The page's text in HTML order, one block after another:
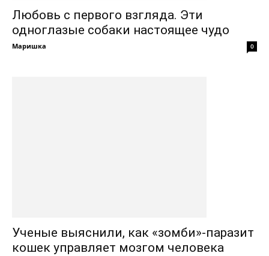
Любовь с первого взгляда. Эти
одноглазые собаки настоящее чудо
Маришка 0
Ученые выяснили, как «зомби»-паразит
кошек управляет мозгом человека